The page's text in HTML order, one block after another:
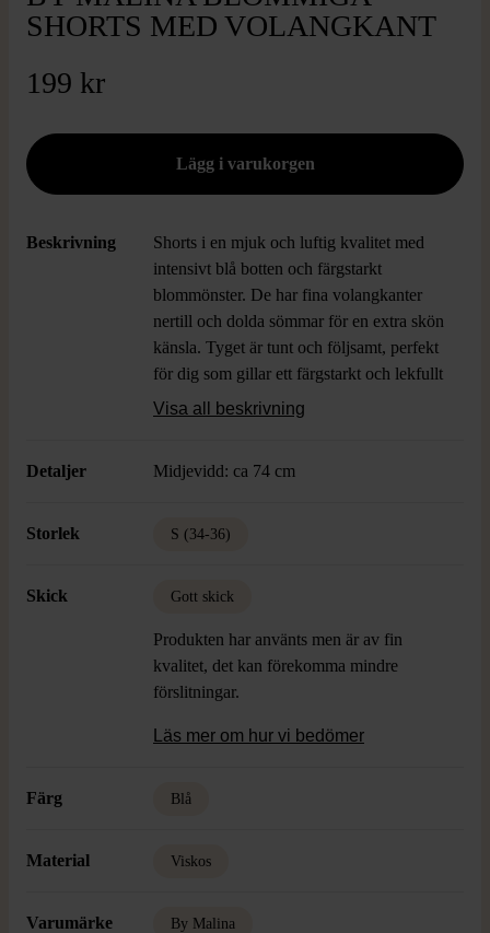
SHORTS MED VOLANGKANT
199 kr
Beskrivning
Shorts i en mjuk och luftig kvalitet med
intensivt blå botten och färgstarkt
blommönster. De har fina volangkanter
nertill och dolda sömmar för en extra skön
känsla. Tyget är tunt och följsamt, perfekt
för dig som gillar ett färgstarkt och lekfullt
uttryck med en touch av romantic vibes.
Visa all beskrivning
Detaljer Midjevidd: ca 74 cm
Storlek S (34-36)
Skick Gott skick
Produkten har använts men är av fin
kvalitet, det kan förekomma mindre
förslitningar.
Läs mer om hur vi bedömer
Färg Blå
Material Viskos
Varumärke By Malina